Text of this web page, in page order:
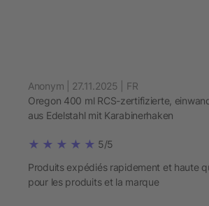
Anonym | 27.11.2025 | FR
Oregon 400 ml RCS-zertifizierte,
aus Edelstahl mit Karabinerhaken
5/5
Produits expédiés rapidement et haute
pour les produits et la marque